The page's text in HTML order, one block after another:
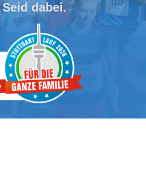
dabei.